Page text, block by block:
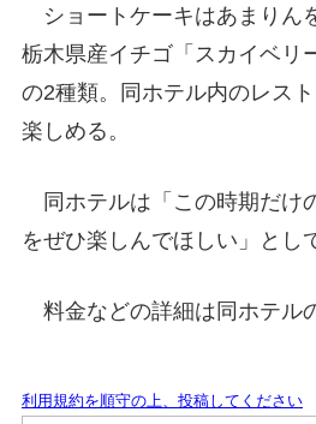
ショートケーキはあまりん
栃木県産イチゴ「スカイベリ
の2種類。同ホテル内のレス
楽しめる。
同ホテルは「この時期だけ
をぜひ楽しんでほしい」とし
料金などの詳細は同ホテル